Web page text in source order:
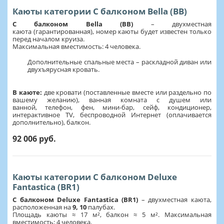
Каюты категории С балконом Bella (BB)
С балконом Bella (BB) – двухместная
каюта (гарантированная), номер каюты будет известен только
перед началом круиза.
Максимальная вместимость: 4 человека.
Дополнительные спальные места – раскладной диван или
двухъярусная кровать.
В каюте: две кровати (поставленные вместе или раздельно по
вашему желанию), ванная комната с душем или
ванной, телефон, фен, мини-бар, сейф, кондиционер,
интерактивное TV, беспроводной Интернет (оплачивается
дополнительно), балкон.
92 006 руб.
Каюты категории С балконом Deluxe
Fantastica (BR1)
С балконом Deluxe Fantastica (BR1) – двухместная каюта,
расположенная на9, 10 палубах.
Площадь каюты ≈ 17 м², балкон ≈ 5 м². Максимальная
вместимость: 4 человека.